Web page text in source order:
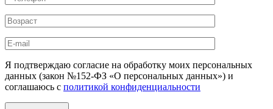
Я подтверждаю согласие на обработку моих персональных
данных (закон №152-ФЗ «О персональных данных») и
соглашаюсь с политикой конфиденциальности